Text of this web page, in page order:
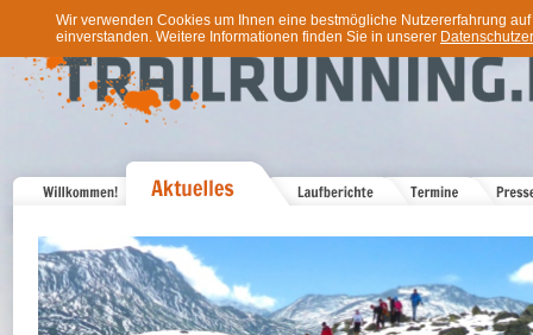
Wir verwenden Cookies um Ihnen eine bestmögliche Nutzererfahrung
einverstanden. Weitere Informationen finden Sie in unserer